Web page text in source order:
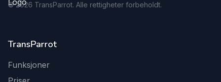
©2026 TransParrot. Alle rettigheter forbeholdt.
TransParrot
Funksjoner